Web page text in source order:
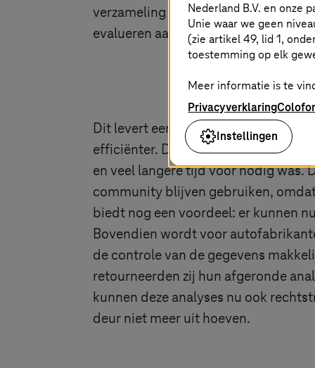
verzameling meetgegevens en
evalueren aan de hand van
Dit levert een merkbaar
efficiënter. Dit leidt ertoe dat er nu
en veel langere tijd voor nodig was.
community blijven gebruiken,
biedt nog een voordeel: er kunnen
Bovendien wordt voor
de controle van de gegevens
retourneerden zij hun afgeronde
kunnen deze analyses nu ook
deur niet meer uit hoeven.
Nederland B.V. en onze
Unie waar we geen
(zie artikel 49, lid 1,
toestemming op elk
Meer informatie is te
Privacyverklaring
Instellingen